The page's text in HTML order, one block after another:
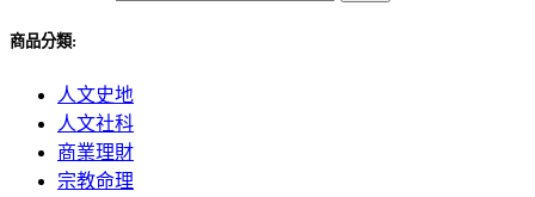
商品分類:
人文史地
人文社科
商業理財
宗教命理